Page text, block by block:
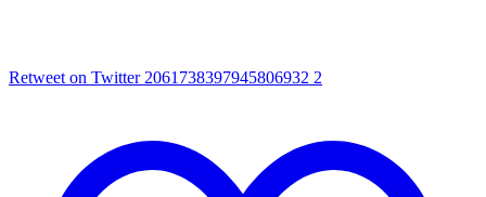
Retweet on Twitter 2061738397945806932 2